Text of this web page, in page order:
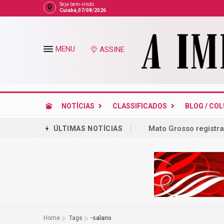
Seja bem-vindo
Cuiabá,07/08/2026
MENU ASSINE
NOTÍCIAS CLASSIFICADOS BLOG /
ÚLTIMAS NOTÍCIAS
Mato Grosso
Mauro, Virginia,
Em decisão, STF
Home Tags -salario